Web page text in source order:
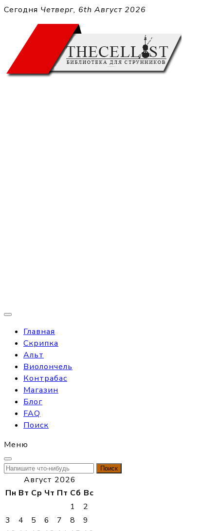
Перейти
содержимому
Сегодня Четверг, 6th Август 2026
Главная
Скрипка
Альт
Виолончель
Контрабас
Магазин
Блог
FAQ
Поиск
Меню
Найти:
Август 2026
Пн Вт Ср Чт Пт Сб Вс
1
2
3
4 5 6 7 8
9